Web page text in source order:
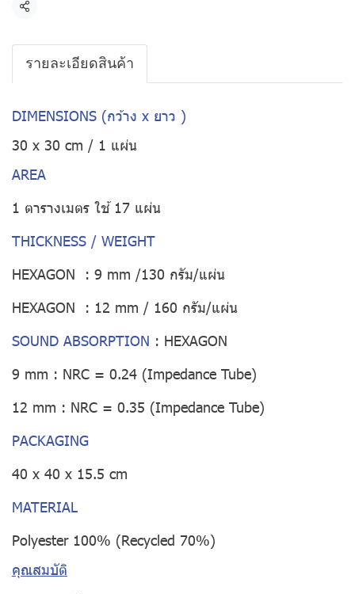
แชร์
รายละเอียดสินค้า
DIMENSIONS (กว้าง x ยาว )
30 x 30 cm / 1 แผ่น
AREA
1 ตารางเมตร ใช้ 17 แผ่น
THICKNESS / WEIGHT
HEXAGON : 9 mm /130 กรัม/แผ่น
HEXAGON : 12 mm / 160 กรัม/แผ่น
SOUND ABSORPTION : HEXAGON
9 mm : NRC = 0.24 (Impedance Tube)
12 mm : NRC = 0.35 (Impedance Tube)
PACKAGING
40 x 40 x 15.5 cm
MATERIAL
Polyester 100% (Recycled 70%)
คุณสมบัติ